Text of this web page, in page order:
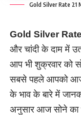
Gold Silver Rate 21
Gold Silver
और चांदी के दाम में
आप भी शुक्रवार को
सबसे पहले आपको आज
के भाव के बारे में
अनुसार आज सोने का